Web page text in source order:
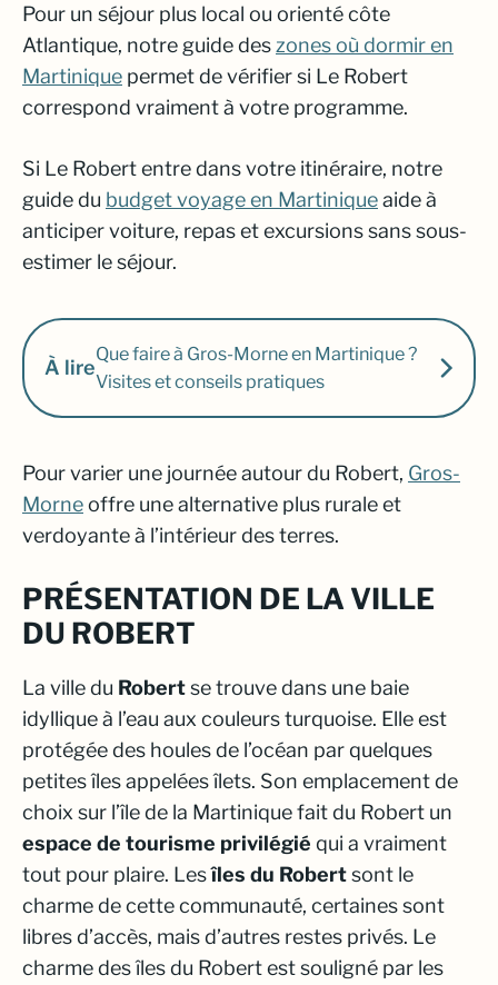
Pour un séjour plus local ou orienté côte
Atlantique, notre guide des zones où dormir en
Martinique permet de vérifier si Le Robert
correspond vraiment à votre programme.
Si Le Robert entre dans votre itinéraire, notre
guide du budget voyage en Martiniqueaide à
anticiper voiture, repas et excursions sans sous-
estimer le séjour.
À lire
Que faire à Gros-Morne en Martinique ?
Visites et conseils pratiques
Pour varier une journée autour du Robert, Gros-
Morneoffre une alternative plus rurale et
verdoyante à l’intérieur des terres.
PRÉSENTATION DE LA VILLE
DU ROBERT
La ville du Robertse trouve dans une baie
idyllique à l’eau aux couleurs turquoise. Elle est
protégée des houles de l’océan par quelques
petites îles appelées îlets. Son emplacement de
choix sur l’île de la Martinique fait du Robert un
espace de tourisme privilégié qui a vraiment
tout pour plaire. Lesîles du Robertsont le
charme de cette communauté, certaines sont
libres d’accès, mais d’autres restes privés. Le
charme des îles du Robert est souligné par les